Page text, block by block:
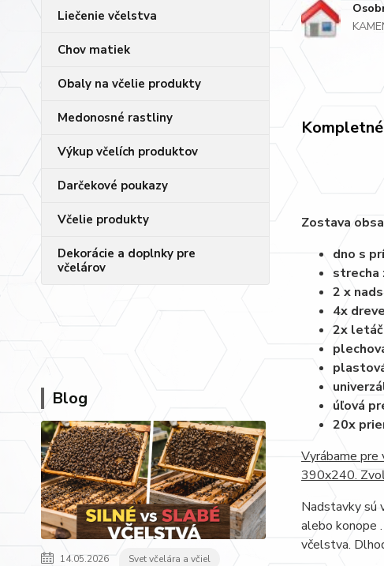
Liečenie včelstva
Chov matiek
Obaly na včelie produkty
Medonosné rastliny
Výkup včelích produktov
Darčekové poukazy
Včelie produkty
Dekorácie a doplnky pre
včelárov
Blog
14.05.2026 Svet včelára a včiel
Zostava
dno s
strecha
2 x
4x
2x
úľová
20x
Vyrábame
390x240.
Nadstavky sú
alebo konope
včelstva.